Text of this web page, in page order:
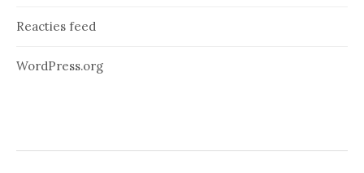
Reacties feed
WordPress.org